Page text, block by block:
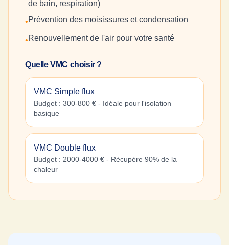
de bain, respiration)
•Prévention des moisissures et condensation
•Renouvellement de l'air pour votre santé
Quelle VMC choisir ?
VMC Simple flux
Budget : 300-800 € - Idéale pour l'isolation
basique
VMC Double flux
Budget : 2000-4000 € - Récupère 90% de la
chaleur